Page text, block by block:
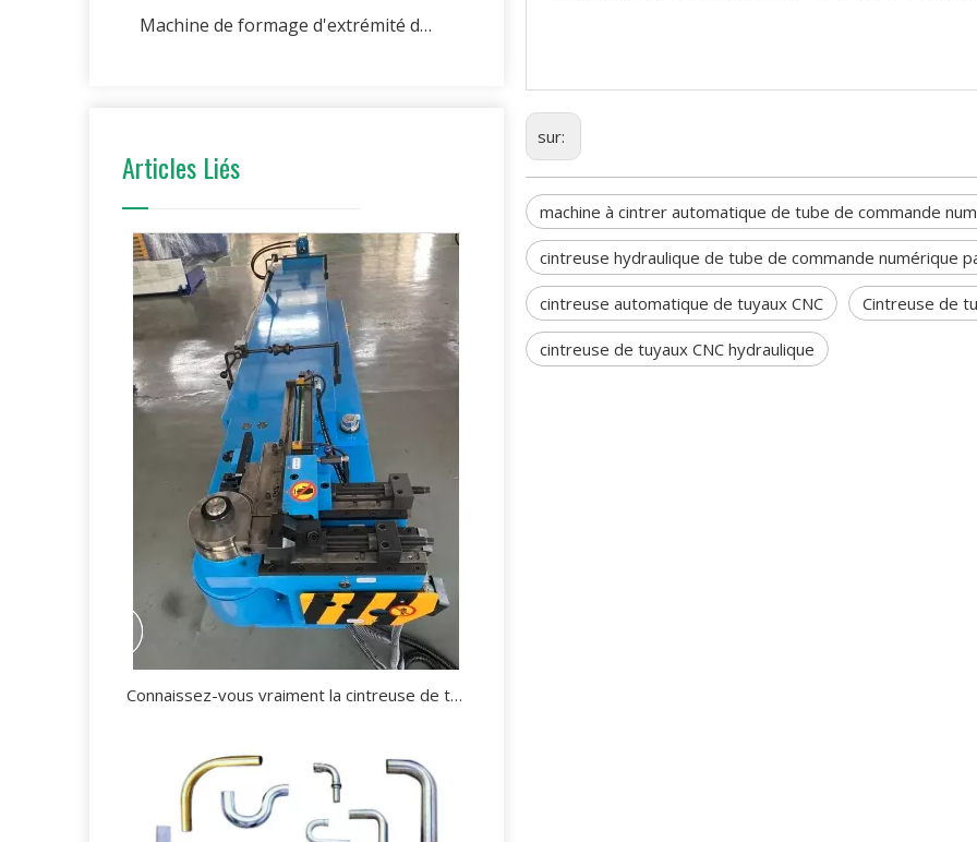
Machine de formage d'extrémité de tuyau
Articles Liés
Connaissez-vous vraiment la cintreuse de tuyaux?
sur:
machine à cintrer automatique de tube de commande
cintreuse hydraulique de tube de commande numérique
cintreuse automatique de tuyaux CNC Cintreuse de
cintreuse de tuyaux CNC hydraulique